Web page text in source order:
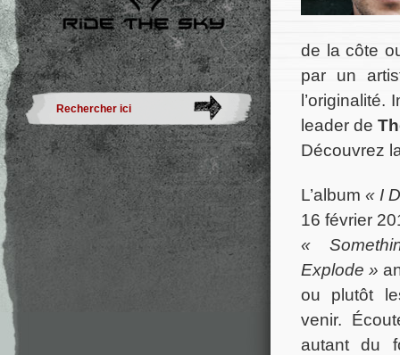
de la côte
par un
l’originalité.
leader de
Découvrez
L’album « I
16 février
«
Explode »
ou plutôt
venir.
autant du